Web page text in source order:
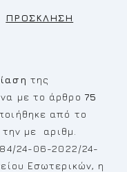
ΠΡΟΣΚΛΗΣΗ
της
με το άρθρο 75
από το
την με αριθμ.
24-06-2022/24-
Εσωτερικών, η